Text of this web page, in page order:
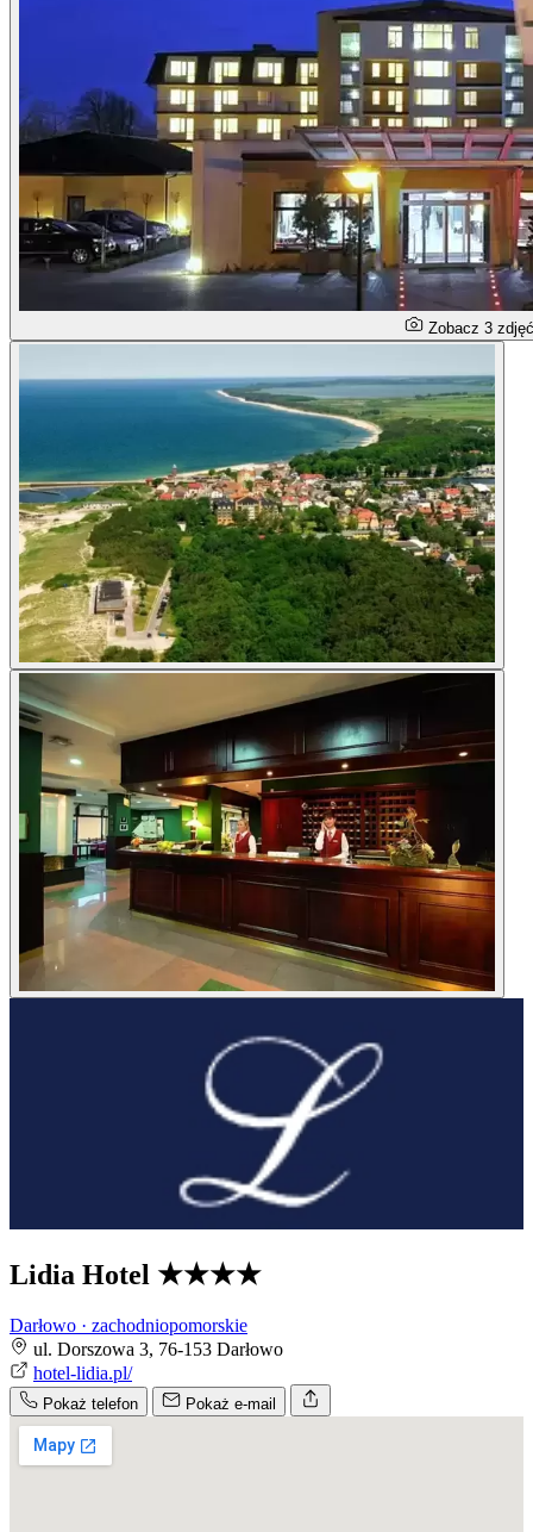
Zobacz 3 zdjęć
Lidia Hotel ★★★★
Darłowo · zachodniopomorskie
ul. Dorszowa 3, 76-153 Darłowo
hotel-lidia.pl/
Pokaż telefon Pokaż e-mail